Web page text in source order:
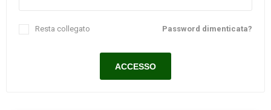
Password dimenticata?
Resta collegato